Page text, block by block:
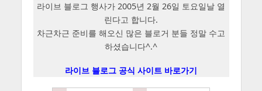
라이브 블로그 행사가 2005년 2월 26일 토요일날 열
린다고 합니다.
차근차근 준비를 해오신 많은 블로거 분들 정말 수고
하셨습니다^.^
라이브 블로그 공식 사이트 바로가기